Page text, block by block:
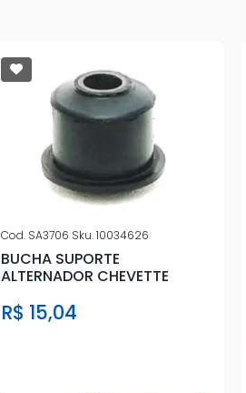
Cod. SA3706 Sku.10034626
BUCHA SUPORTE
ALTERNADOR CHEVETTE
R$ 15,04